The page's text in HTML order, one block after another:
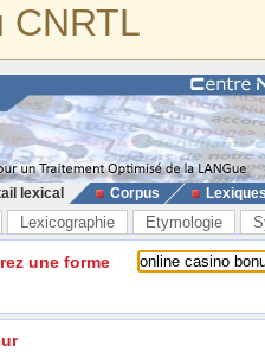
CNRTL
lexical Corpus
Lexicographie Etymologie
une forme